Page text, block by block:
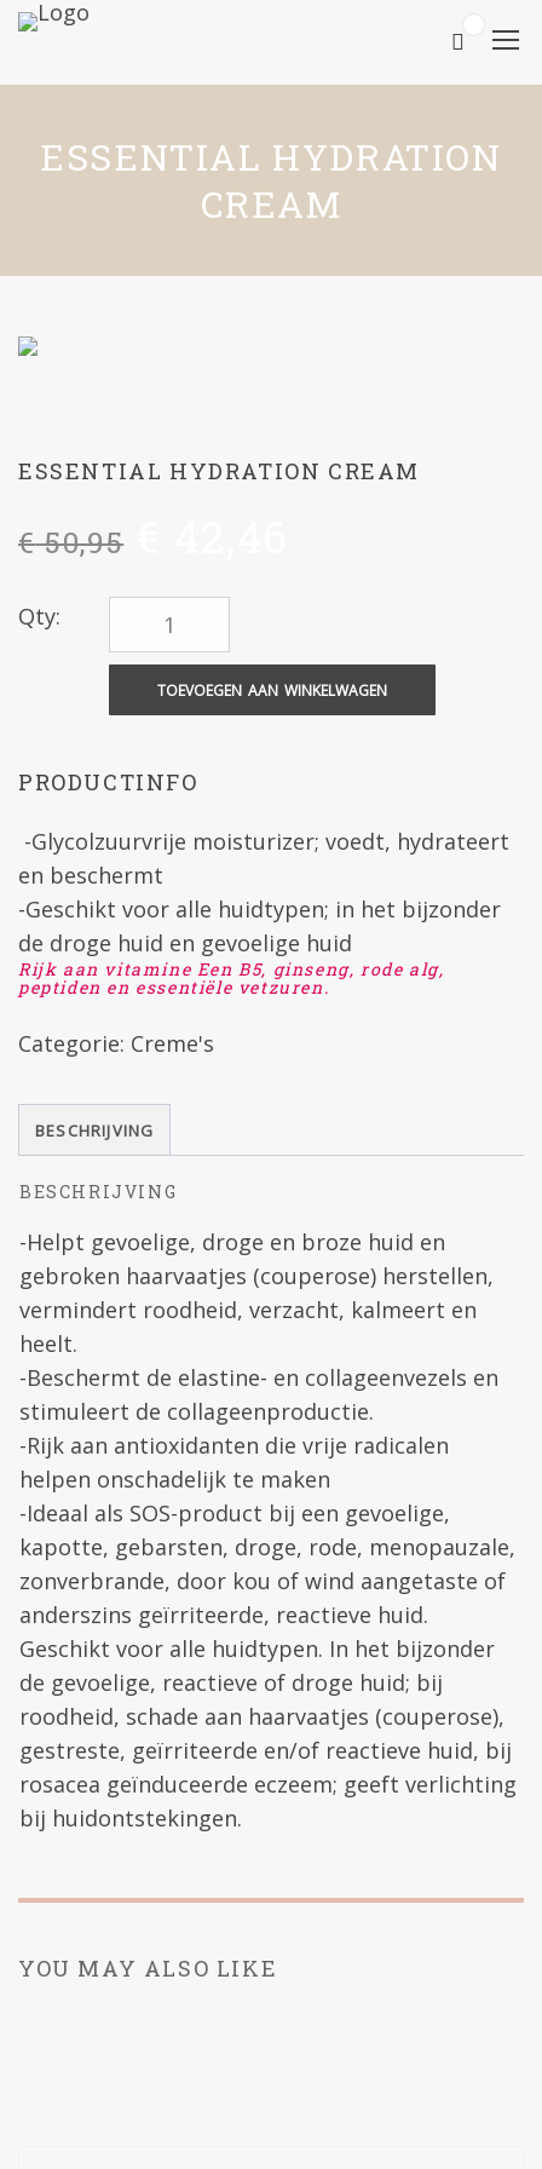
ESSENTIAL HYDRATION
CREAM
ESSENTIAL HYDRATION CREAM
€50,95
Qty:
TOEVOEGEN AAN WINKELWAGEN
PRODUCTINFO
-Glycolzuurvrije moisturizer; voedt, hydrateert
en beschermt
-Geschikt voor alle huidtypen; in het bijzonder
de droge huid en gevoelige huid
Rijk aan vitamine Een B5, ginseng, rode alg,
peptiden en essentiële vetzuren.
Categorie: Creme's
BESCHRIJVING
BESCHRIJVING
-Helpt gevoelige, droge en broze huid en
gebroken haarvaatjes (couperose) herstellen,
vermindert roodheid, verzacht, kalmeert en
heelt.
-Beschermt de elastine- en collageenvezels en
stimuleert de collageenproductie.
-Rijk aan antioxidanten die vrije radicalen
helpen onschadelijk te maken
-Ideaal als SOS-product bij een gevoelige,
kapotte, gebarsten, droge, rode, menopauzale,
zonverbrande, door kou of wind aangetaste of
anderszins geïrriteerde, reactieve huid.
Geschikt voor alle huidtypen. In het bijzonder
de gevoelige, reactieve of droge huid; bij
roodheid, schade aan haarvaatjes (couperose),
gestreste, geïrriteerde en/of reactieve huid, bij
rosacea geïnduceerde eczeem; geeft verlichting
bij huidontstekingen.
YOU MAY ALSO LIKE